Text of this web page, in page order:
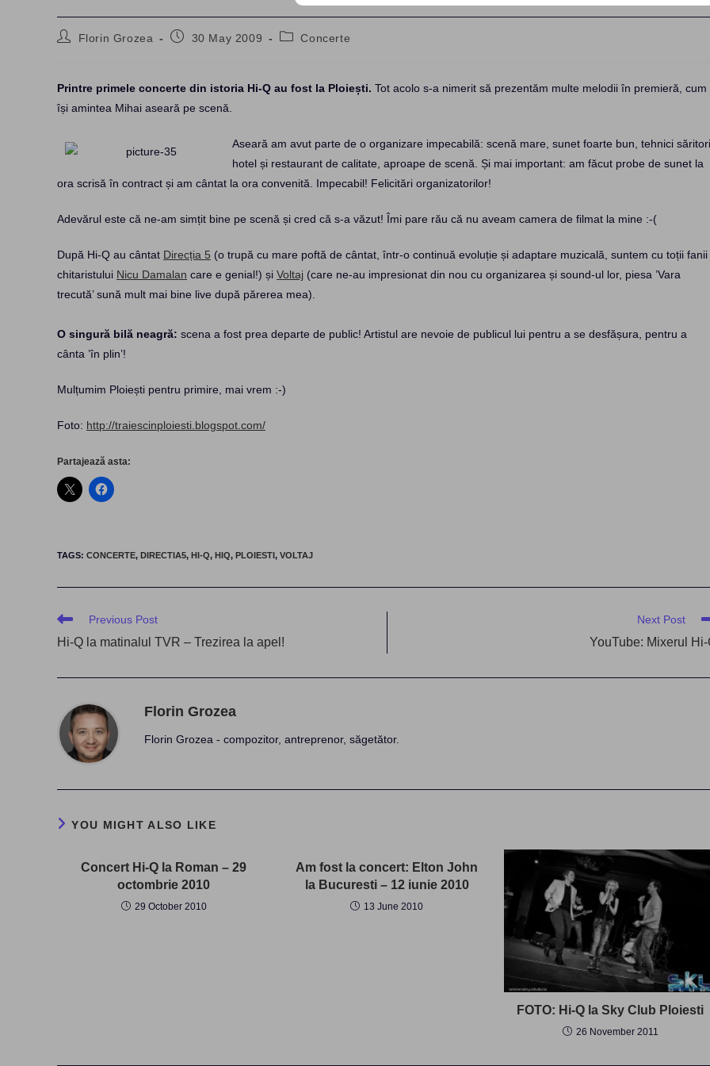
PostFlorin Grozea
Post30 May 2009
PostConcerte
Printre primele concerte din istoria Hi-Q au fost la Ploiești. Tot acolo s-a nimerit să prezentăm multe melodii în premieră, cum
își amintea Mihai aseară pe scenă.
Aseară am avut parte de o organizare impecabilă: scenă mare, sunet foarte bun, tehnici
hotel și restaurant de calitate, aproape de scenă. Și mai important: am făcut probe de sunet la
ora scrisă în contract și am cântat la ora convenită. Impecabil! Felicitări organizatorilor!
Adevărul este că ne-am simțit bine pe scenă și cred că s-a văzut! Îmi pare rău că nu aveam camera de filmat la mine :-(
După Hi-Q au cântat Direcția 5 (o trupă cu mare poftă de cântat, într-o continuă evoluție și adaptare muzicală, suntem cu toții fanii
chitaristului Nicu Damalan care e genial!) și Voltaj (care ne-au impresionat din nou cu organizarea și sound-ul lor, piesa ’Vara
trecută’ sună mult mai bine live după părerea mea).
O singură bilă neagră: scena a fost prea departe de public! Artistul are nevoie de publicul lui pentru a se desfășura, pentru a
cânta ’în plin’!
Mulțumim Ploiești pentru primire, mai vrem :-)
Foto: http://traiescinploiesti.blogspot.com/
Partajează asta:
TAGS: CONCERTE, DIRECTIA5, HI-Q, HIQ, PLOIESTI, VOLTAJ
Read
articles
Previous Post
Hi-Q la matinalul TVR – Trezirea la apel!
Next Post
YouTube: Mixerul Hi-
Florin Grozea
Florin Grozea - compozitor, antreprenor, săgetător.
YOU MIGHT ALSO LIKE
Concert Hi-Q la Roman – 29
octombrie 2010
29 October 2010
Am fost la concert: Elton John
la Bucuresti – 12 iunie 2010
13 June 2010
FOTO: Hi-Q la Sky Club Ploiesti
26 November 2011